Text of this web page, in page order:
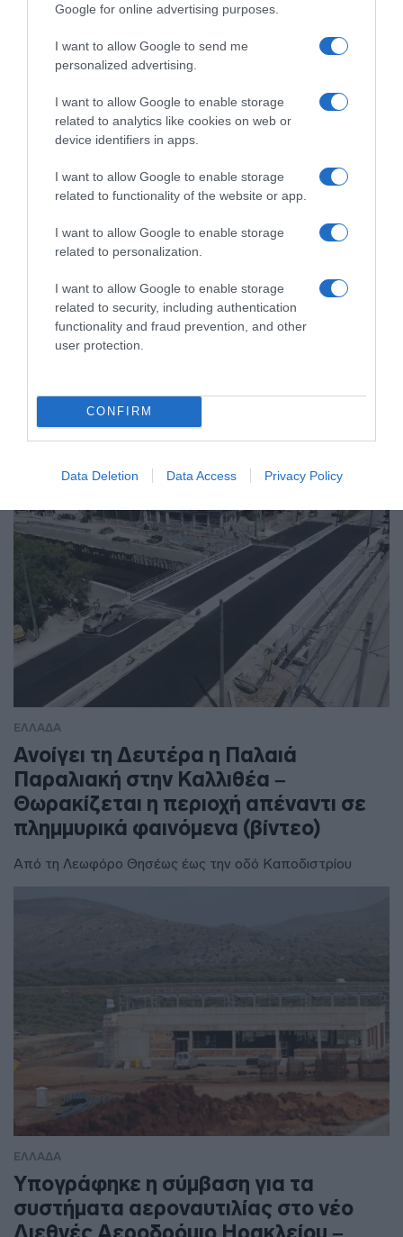
Google for online advertising purposes.
I want to allow Google to send me
personalized advertising.
I want to allow Google to enable storage
related to analytics like cookies on web or
device identifiers in apps.
I want to allow Google to enable storage
related to functionality of the website or app.
I want to allow Google to enable storage
related to personalization.
I want to allow Google to enable storage
related to security, including authentication
functionality and fraud prevention, and other
user protection.
CONFIRM
Data Deletion Data Access Privacy Policy
ΕΛΛΑΔΑ
ΕΛΛΑΔΑ
Ανοίγει τη Δευτέρα η Παλαιά
Παραλιακή στην Καλλιθέα –
Θωρακίζεται η περιοχή απέναντι σε
πλημμυρικά φαινόμενα (βίντεο)
Από τη Λεωφόρο Θησέως έως την οδό Καποδιστρίου
ΕΛΛΑΔΑ
Υπογράφηκε η σύμβαση για τα
συστήματα αεροναυτιλίας στο νέο
Διεθνές Αεροδρόμιο Ηρακλείου –